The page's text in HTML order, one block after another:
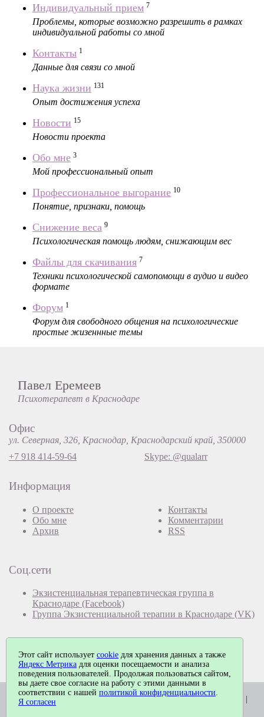
Индивидуальный прием 7
Проблемы, которые возможно разрешить в рамках
индивидуальной работы со мной
Контакты 1
Данные для связи со мной
Наука жизни 131
Опыт достижения успеха
Новости 15
Новости проекта
Обо мне 3
Мой профессиональный опыт
Профессиональное выгорание 10
Понятие, признаки, помощь
Снижение веса 9
Психологическая помощь людям, снижающим вес
Файлы для скачивания 7
Техники психологической самопомощи в аудио и видео
формате
Форум 1
Форум для свободного общения на психологические
простые жизеннные темы
Павел Еремеев
Психотерапевт в Краснодаре
Офис
ул. Северная, 326, Краснодар, Краснодарский край, 350000
+7 918 414-59-64
Skype: @qualarr
Информация
О проекте
Обо мне
Архив
Контакты
Комментарии
RSS
Соц.сети
Экзистенциальная терапевтическая группа в
Краснодаре (Facebook)
Группа Экзистенциальной терапии в Краснодаре (VK)
© Павел Еремеев, 2026. Работает наMaxSite CMS| Время: 0.0219 |
SQL: 3 | Память: 0.85MB
Этот сайт использует cookie для хранения данных а также
Яндекс Метрика для оценки посещаемости и анализа
поведения пользователей. Продолжая пользоваться сайтом,
вы даете свое согласие на работу с этими данными в
соответствии с нашей политикой конфиденциальности
Я согласен